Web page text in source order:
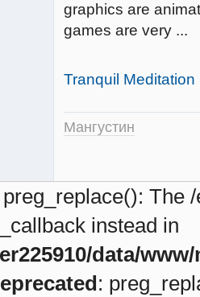
graphics are
games are very ...
Tranquil
Мангустин
preg_replace(): The
instead in
data/
: